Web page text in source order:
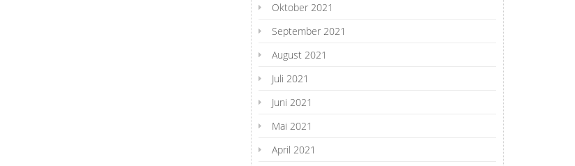
Oktober 2021
September 2021
August 2021
Juli 2021
Juni 2021
Mai 2021
April 2021